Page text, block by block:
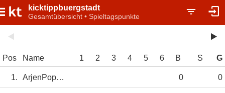
kicktippbuergstadt
Gesamtübersicht • Spieltagspunkte
Pos Name 1 2 3 4 5 6 B S G
1. ArjenPoppen 0 0